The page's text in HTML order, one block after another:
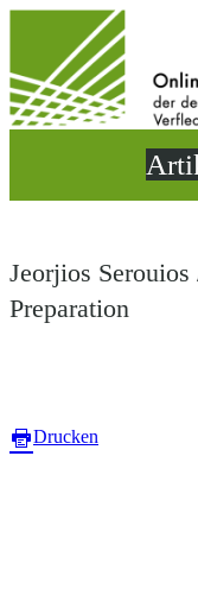
wechseln
Jeorjios Serouios
Preparation
Drucken